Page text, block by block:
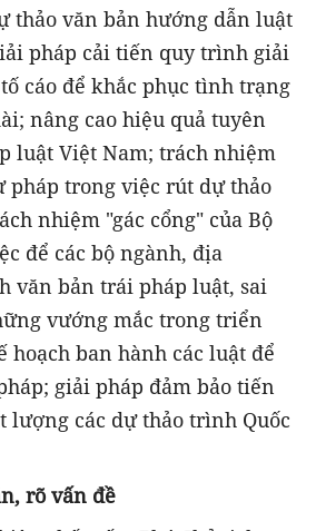
thảo văn bản hướng dẫn luật
pháp cải tiến quy trình giải
cáo để khắc phục tình trạng
nâng cao hiệu quả tuyên
luật Việt Nam; trách nhiệm
pháp trong việc rút dự thảo
nhiệm "gác cổng" của Bộ
để các bộ ngành, địa
văn bản trái pháp luật, sai
vướng mắc trong triển
ban hành các luật để
giải pháp đảm bảo tiến
lượng các dự thảo trình Quốc
rõ vấn đề